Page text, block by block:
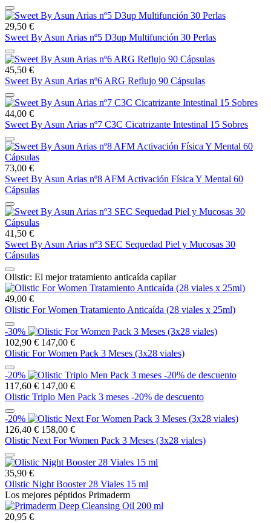
29,50 €
Sweet By Asun Arias nº5 D3up Multifunción 30 Perlas
45,50 €
Sweet By Asun Arias nº6 ARG Reflujo 90 Cápsulas
44,00 €
Sweet By Asun Arias nº7 C3C Cicatrizante Intestinal 15 Sobres
73,00 €
Sweet By Asun Arias nº8 AFM Activación Física Y Mental 60
Cápsulas
41,50 €
Sweet By Asun Arias nº3 SEC Sequedad Piel y Mucosas 30
Cápsulas
Olistic: El mejor tratamiento anticaída capilar
49,00 €
Olistic For Women Tratamiento Anticaída (28 viales x 25ml)
-30%
102,90 € 147,00 €
Olistic For Women Pack 3 Meses (3x28 viales)
-20%
117,60 € 147,00 €
Olistic Triplo Men Pack 3 meses -20% de descuento
-20%
126,40 € 158,00 €
Olistic Next For Women Pack 3 Meses (3x28 viales)
35,90 €
Olistic Night Booster 28 Viales 15 ml
Los mejores péptidos Primaderm
20,95 €